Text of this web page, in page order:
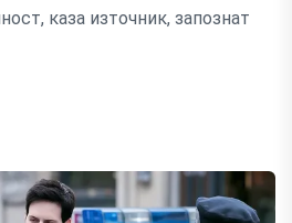
каза източник, запознат